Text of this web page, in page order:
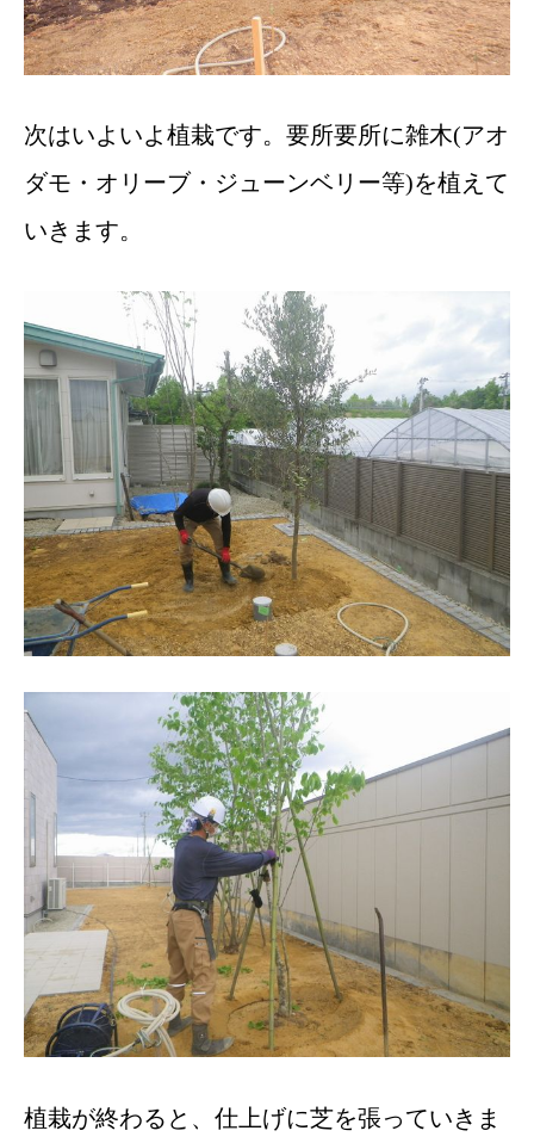
次はいよいよ植栽です。要所要所に雑木(アオ
ダモ・オリーブ・ジューンベリー等)を植えて
いきます。
植栽が終わると、仕上げに芝を張っていきま